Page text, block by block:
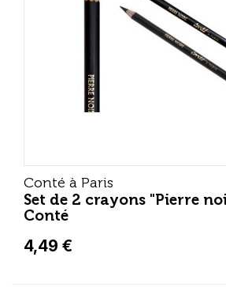
Conté à Paris
Set de 2 crayons "Pierre
Conté
4,49 €